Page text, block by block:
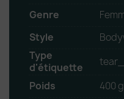
Genre
Style
Type
d'étiquette
Poids
400 g